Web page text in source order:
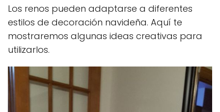
Los renos pueden adaptarse a diferentes
estilos de decoración navideña. Aquí te
mostraremos algunas ideas creativas para
utilizarlos.